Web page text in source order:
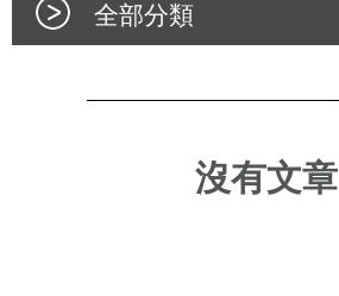
全部分類
沒有文章